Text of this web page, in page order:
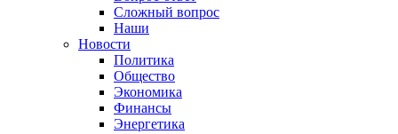
Сложный вопрос
Наши
Новости
Политика
Общество
Экономика
Финансы
Энергетика